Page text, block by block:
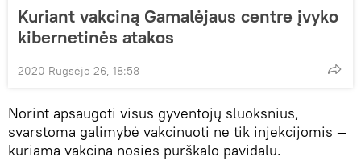
Kuriant vakciną Gamalėjaus centre įvyko
kibernetinės atakos
2020 Rugsėjo 26, 18:58
Norint apsaugoti visus gyventojų sluoksnius,
svarstoma galimybė vakcinuoti ne tik injekcijomis —
kuriama vakcina nosies purškalo pavidalu.